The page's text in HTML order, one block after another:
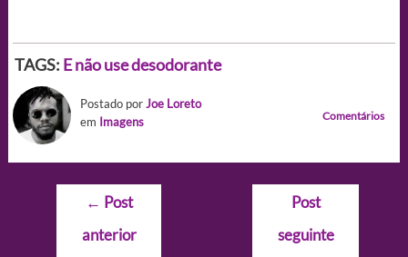
TAGS: E não use desodorante
Postado porJoe Loreto
em Imagens Comentários
Navegação
Post
← Post
anterior
Post
seguinte